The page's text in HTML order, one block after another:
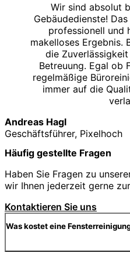
Wir sind absolut
Gebäudedienste!
professionell und
makelloses Ergebnis.
die
Betreuung. Egal ob
regelmäßige
immer auf die
Andreas Hagl
Geschäftsführer, Pixelhoch
Häufig gestellte Fragen
Haben Sie Fragen zu
wir Ihnen jederzeit gerne
Kontaktieren Sie uns
Was kostet eine